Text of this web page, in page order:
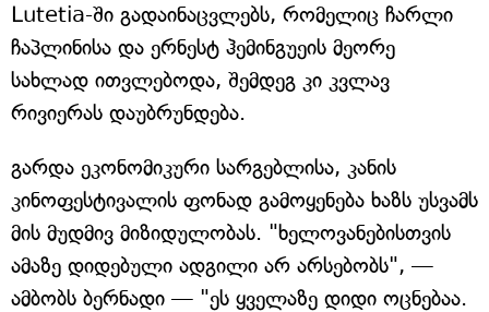
Lutetia-ში გადაინაცვლებს, რომელიც ჩარლი
ჩაპლინისა და ერნესტ ჰემინგუეის მეორე
სახლად ითვლებოდა, შემდეგ კი კვლავ
რივიერას დაუბრუნდება.
გარდა ეკონომიკური სარგებლისა, კანის
კინოფესტივალის ფონად გამოყენება ხაზს უსვამს
მის მუდმივ მიზიდულობას. "ხელოვანებისთვის
ამაზე დიდებული ადგილი არ არსებობს", —
ამბობს ბერნადი — "ეს ყველაზე დიდი ოცნებაა.